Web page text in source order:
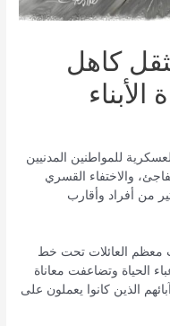
كاهل
للمواطنين المدنيين
والاختفاء القسري
من أفراد وأقارب
معظم العائلات تحت خط
الحياة وتضاعفت معاناة
الذين كانوا يعملون على